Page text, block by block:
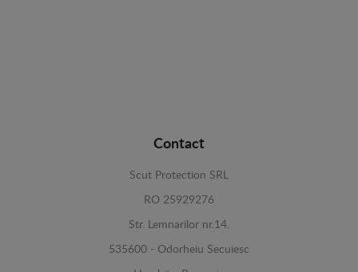
Contact
Scut Protection SRL
RO 25929276
Str. Lemnarilor nr.14.
535600 - Odorheiu Secuiesc